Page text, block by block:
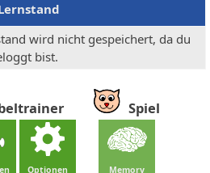
wird nicht gespeichert, da du
bist.
Optionen
Spiel
Memory